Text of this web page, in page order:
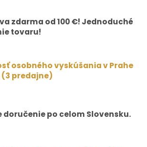
zdarma od 100 €! Jednoduché
tovaru!
osobného vyskúšania v Prahe
(3 predajne)
doručenie po celom Slovensku.